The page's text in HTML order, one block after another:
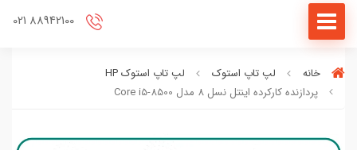
خانه لپ تاپ استوک
لپ تاپ استوک HP
پردازنده کارکرده اینتل نسل 8 مدل Core i5-8500